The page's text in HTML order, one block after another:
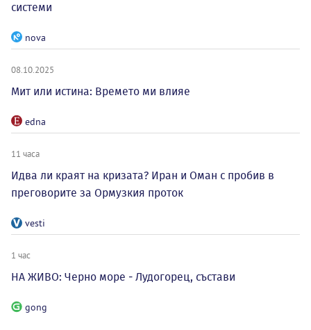
системи
nova
08.10.2025
Мит или истина: Времето ми влияе
edna
11 часа
Идва ли краят на кризата? Иран и Оман с пробив в
преговорите за Ормузкия проток
vesti
1 час
НА ЖИВО: Черно море - Лудогорец, състави
gong